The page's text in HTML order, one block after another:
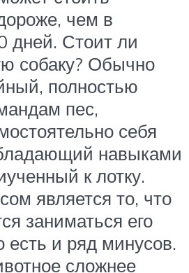
чем в
дней. Стоит ли
собаку? Обычно
полностью
пес,
себя
навыками
к лотку.
является то, что
заниматься его
и ряд минусов.
сложнее